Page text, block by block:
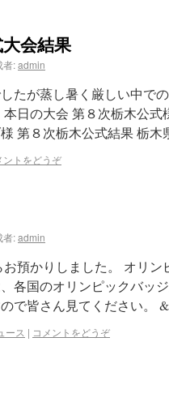
会結果
者:admin
たが蒸し暑く厳しい中で
日の大会 第８次栃木公
第８次栃木公式結果 栃
ントをどうぞ
者:admin
預かりしました。 オリ
各国のオリンピックバッ
で皆さん見てください。
ース | コメントをどうぞ